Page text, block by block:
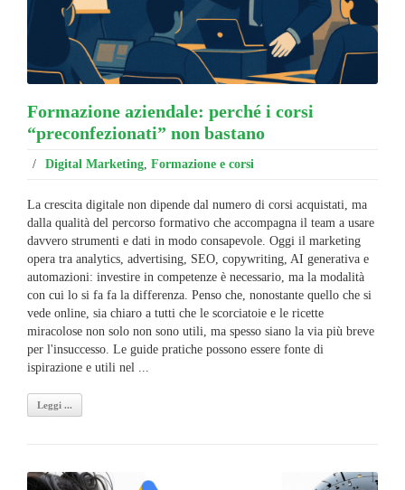
Formazione aziendale: perché i corsi
“preconfezionati” non bastano
/ Digital Marketing Formazione e corsi
La crescita digitale non dipende dal numero di corsi acquistati, ma
dalla qualità del percorso formativo che accompagna il team a usare
davvero strumenti e dati in modo consapevole. Oggi il marketing
opera tra analytics, advertising, SEO, copywriting, AI generativa e
automazioni: investire in competenze è necessario, ma la modalità
con cui lo si fa fa la differenza. Penso che, nonostante quello che si
vede online, sia chiaro a tutti che le scorciatoie e le ricette
miracolose non solo non sono utili, ma spesso siano la via più breve
per l'insuccesso. Le guide pratiche possono essere fonte di
ispirazione e utili nel ...
Leggi ...